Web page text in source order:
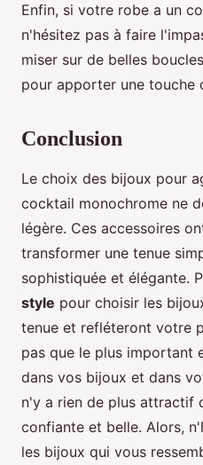
Enfin, si votre robe a un
n'hésitez pas à faire
miser sur de belles
pour apporter une touche
Conclusion
Le choix des bijoux pour
cocktail monochrome ne
légère. Ces accessoires
transformer une tenue
sophistiquée et élégante.
style pour choisir les
tenue et refléteront votre
pas que le plus important
dans vos bijoux et dans
n'y a rien de plus attractif
confiante et belle. Alors,
les bijoux qui vous